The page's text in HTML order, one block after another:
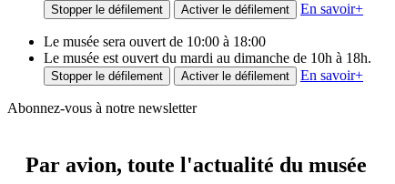
Stopper le défilement Activer le défilement En savoir+
Le musée sera ouvert de 10:00 à 18:00
Le musée est ouvert du mardi au dimanche de 10h à 18h.
Stopper le défilement Activer le défilement En savoir+
Abonnez-vous à notre newsletter
Par avion, toute l'actualité du musée